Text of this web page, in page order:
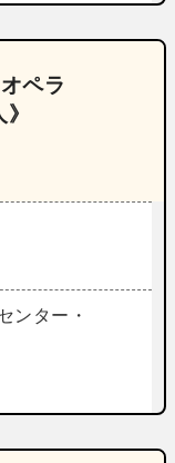
ペラ
ンター・